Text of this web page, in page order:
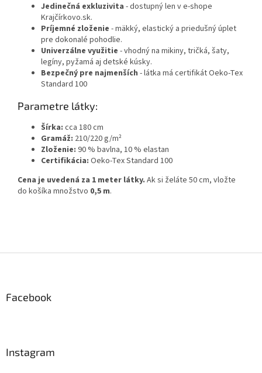
Jedinečná exkluzivita - dostupný len v e-shope
Krajčírkovo.sk.
Príjemné zloženie - mäkký, elastický a priedušný úplet
pre dokonalé pohodlie.
Univerzálne využitie - vhodný na mikiny, tričká, šaty,
legíny, pyžamá aj detské kúsky.
Bezpečný pre najmenších - látka má certifikát Oeko-Tex
Standard 100
Parametre látky:
Šírka: cca 180 cm
Gramáž: 210/220 g/m²
Zloženie: 90 % bavlna, 10 % elastan
Certifikácia: Oeko-Tex Standard 100
Cena je uvedená za 1 meter látky. Ak si želáte 50 cm, vložte
do košíka množstvo 0,5 m.
Facebook
Instagram